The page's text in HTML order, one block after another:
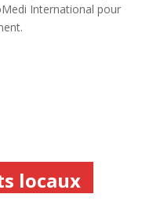
International pour
locaux